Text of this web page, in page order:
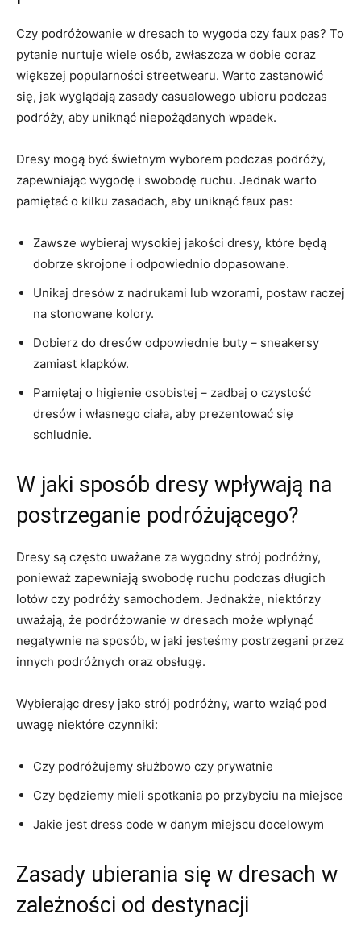
Czy podróżowanie ‌w dresach to wygoda⁤ czy faux ​pas? To
pytanie nurtuje wiele osób, zwłaszcza w dobie coraz
⁣większej popularności⁢ streetwearu. ​Warto zastanowić‍
się,⁢ jak wyglądają zasady casualowego ubioru podczas
podróży,​ aby⁢ uniknąć niepożądanych​ wpadek.
Dresy mogą być świetnym wyborem podczas podróży,
zapewniając wygodę i swobodę ruchu. Jednak warto
pamiętać o kilku zasadach, ⁤aby uniknąć faux pas:
Zawsze wybieraj⁣ wysokiej jakości dresy, które ⁢będą
dobrze ⁤skrojone‌ i odpowiednio ‌dopasowane.
Unikaj dresów z ​nadrukami lub wzorami,​ postaw raczej‌
na​ stonowane ‌kolory.
Dobierz do dresów odpowiednie buty – sneakersy
‌zamiast klapków.
Pamiętaj o ‌higienie ‍osobistej – zadbaj o ​czystość
dresów i własnego ciała, aby‍ prezentować się
schludnie.
W jaki sposób dresy ⁢wpływają na
‌postrzeganie podróżującego?
Dresy ‌są często uważane za wygodny strój podróżny,‌
ponieważ zapewniają​ swobodę ruchu podczas długich
lotów czy podróży samochodem. Jednakże, niektórzy
⁤uważają, że podróżowanie ⁢w ​dresach może wpłynąć
negatywnie na ‌sposób,​ w⁤ jaki jesteśmy postrzegani przez​
innych​ podróżnych oraz obsługę.
Wybierając dresy ​jako strój​ podróżny, warto wziąć‌ pod​
uwagę niektóre czynniki:
Czy podróżujemy służbowo czy prywatnie
Czy będziemy ‌mieli spotkania po przybyciu na miejsce
Jakie jest⁤ dress code ⁢w danym miejscu ⁢docelowym
Zasady ubierania się w dresach w
⁣zależności od⁤ destynacji